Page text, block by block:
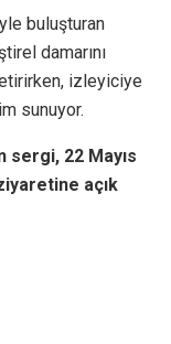
buluşturan
damarını
izleyiciye
sunuyor.
sergi, 22 Mayıs
açık